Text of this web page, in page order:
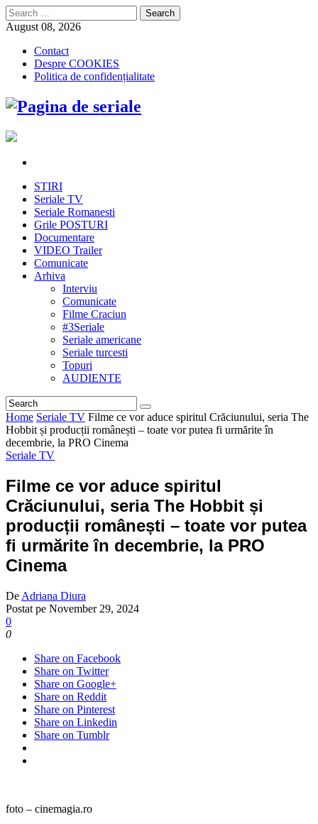
Search
for:
August 08, 2026
Contact
Despre COOKIES
Politica de confidențialitate
STIRI
Seriale TV
Seriale Romanesti
Grile POSTURI
Documentare
VIDEO Trailer
Comunicate
Arhiva
Interviu
Comunicate
Filme Craciun
#3Seriale
Seriale americane
Seriale turcesti
Topuri
AUDIENTE
Home Seriale TV Filme ce vor aduce spiritul Crăciunului, seria The
Hobbit și producții românești – toate vor putea fi urmărite în
decembrie, la PRO Cinema
Seriale TV
Filme ce vor aduce spiritul
Crăciunului, seria The Hobbit și
producții românești – toate vor putea
fi urmărite în decembrie, la PRO
Cinema
De Adriana Diura
Postat pe November 29, 2024
0
0
Share on Facebook
Share on Twitter
Share on Google+
Share on Reddit
Share on Pinterest
Share on Linkedin
Share on Tumblr
foto – cinemagia.ro